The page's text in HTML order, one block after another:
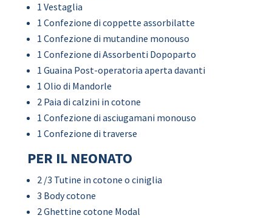
1 Vestaglia
1 Confezione di coppette assorbilatte
1 Confezione di mutandine monouso
1 Confezione di Assorbenti Dopoparto
1 Guaina Post-operatoria aperta davanti
1 Olio di Mandorle
2 Paia di calzini in cotone
1 Confezione di asciugamani monouso
1 Confezione di traverse
PER IL NEONATO
2 /3 Tutine in cotone o ciniglia
3 Body cotone
2 Ghettine cotone Modal